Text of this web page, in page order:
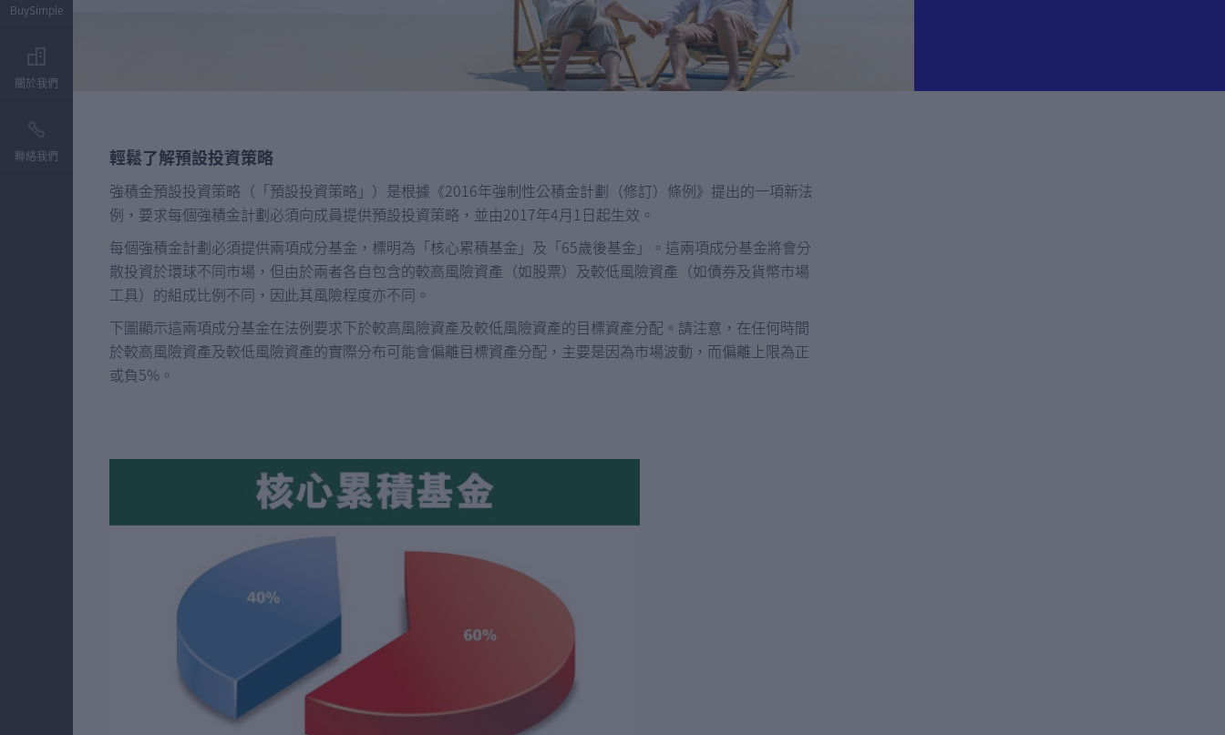
BuySimple
關於我們
聯絡我們 輕鬆了解預設投資策略
強積金預設投資策略（「預設投資策略」）是根據《2016年強制性公積金計劃（修訂）條例》提出的一項新法
例，要求每個強積金計劃必須向成員提供預設投資策略，並由2017年4月1日起生效。
每個強積金計劃必須提供兩項成分基金，標明為「核心累積基金」及「65歲後基金」。這兩項成分基金將會分
散投資於環球不同市場，但由於兩者各自包含的較高風險資產（如股票）及較低風險資產（如債券及貨幣市場
工具）的組成比例不同，因此其風險程度亦不同。
下圖顯示這兩項成分基金在法例要求下於較高風險資產及較低風險資產的目標資產分配。請注意，在任何時間
於較高風險資產及較低風險資產的實際分布可能會偏離目標資產分配，主要是因為市場波動，而偏離上限為正
或負5%。